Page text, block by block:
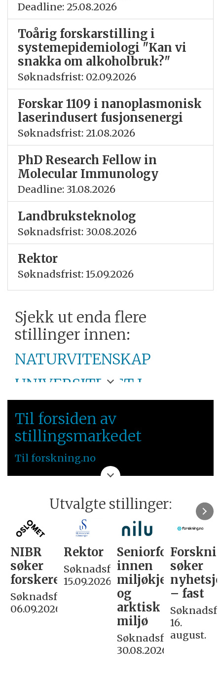
Deadline: 25.08.2026
Toårig forskarstilling i
systemepidemiologi "Kan vi
snakka om alkoholbruk?"
Søknadsfrist: 02.09.2026
Forskar 1109 i nanoplasmonisk
laserindusert fusjonsenergi
Søknadsfrist: 21.08.2026
PhD Research Fellow in
Molecular Immunology
Deadline: 31.08.2026
Landbruksteknolog
Søknadsfrist: 30.08.2026
Rektor
Søknadsfrist: 15.09.2026
Sjekk ut enda flere
stillinger innen:
NATURVITENSKAP
UNIVERSITETET I
STAVANGER
VESTLANDET
Til forsiden av
stillingsmarkedet
Til forskning.no
Utvalgte stillinger:
NIBR
søker
forskere
Søknadsfrist:
06.09.2026
Rektor
Søknadsfrist:
15.09.2026
Seniorforsker
innen
miljøkjemi
og
arktisk
miljø
Søknadsfrist:
30.08.2026
søker
– fast
16.
august.